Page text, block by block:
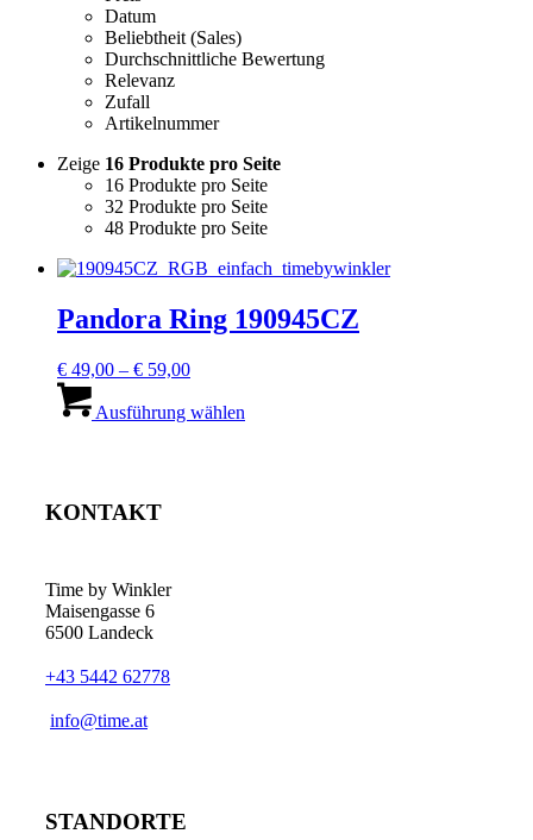
Datum
Beliebtheit (Sales)
Durchschnittliche Bewertung
Relevanz
Zufall
Artikelnummer
Zeige 16 Produkte pro Seite
16 Produkte pro Seite
32 Produkte pro Seite
48 Produkte pro Seite
Pandora Ring 190945CZ
€ 49,00 – € 59,00Preisspanne:
bis
Ausführung wählen
KONTAKT
Time by Winkler
Maisengasse 6
6500 Landeck
+43 5442 62778
­info@time.at
STANDORTE